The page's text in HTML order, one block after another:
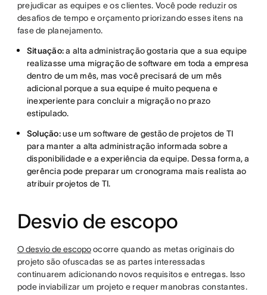
prejudicar as equipes e os clientes. Você pode reduzir os
desafios de tempo e orçamento priorizando esses itens na
fase de planejamento.
Situação:a alta administração gostaria que a sua equipe
realizasse uma migração de software em toda a empresa
dentro de um mês, mas você precisará de um mês
adicional porque a sua equipe é muito pequena e
inexperiente para concluir a migração no prazo
estipulado.
Solução:use um software de gestão de projetos de TI
para manter a alta administração informada sobre a
disponibilidade e a experiência da equipe. Dessa forma, a
gerência pode preparar um cronograma mais realista ao
atribuir projetos de TI.
Desvio de escopo
O desvio de escopoocorre quando as metas originais do
projeto são ofuscadas se as partes interessadas
continuarem adicionando novos requisitos e entregas. Isso
pode inviabilizar um projeto e requer manobras constantes.